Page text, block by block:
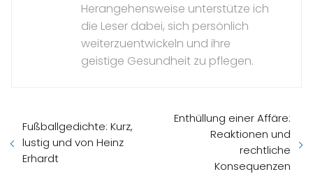
Herangehensweise unterstütze ich
die Leser dabei, sich persönlich
weiterzuentwickeln und ihre
geistige Gesundheit zu pflegen.
Fußballgedichte: Kurz,
lustig und von Heinz
Erhardt
Enthüllung einer Affäre:
Reaktionen und
rechtliche
Konsequenzen